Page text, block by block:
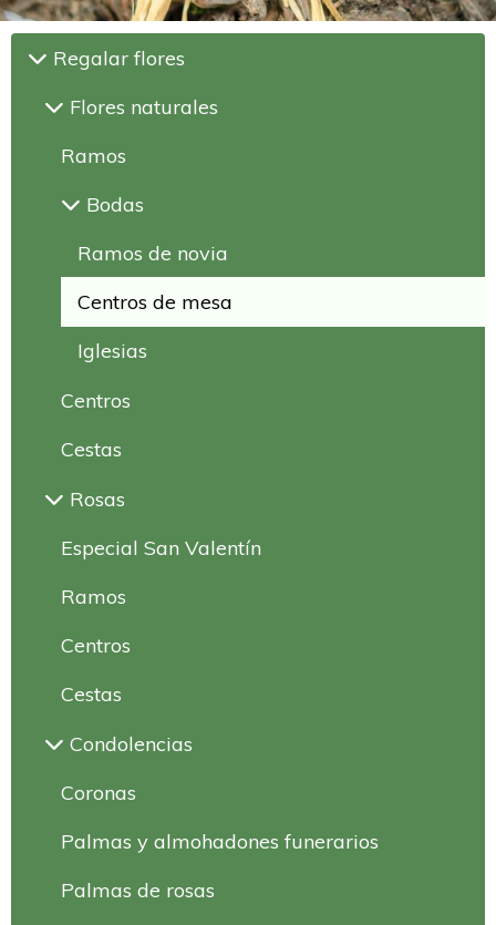
Regalar flores
Flores naturales
Ramos
Bodas
Ramos de novia
Centros de mesa
Iglesias
Centros
Cestas
Rosas
Especial San Valentín
Ramos
Centros
Cestas
Condolencias
Coronas
Palmas y almohadones funerarios
Palmas de rosas